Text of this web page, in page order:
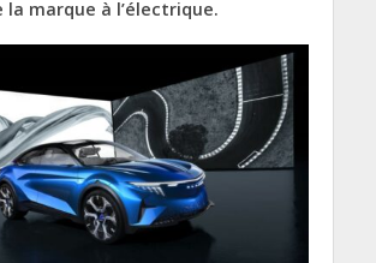
la marque à l’électrique.